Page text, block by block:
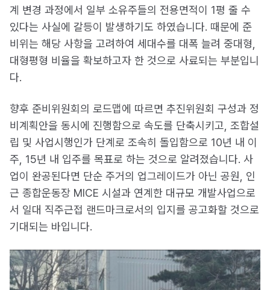
계 변경 과정에서 일부 소유주들의 전용면적이 1평 줄 수
있다는 사실에 갈등이 발생하기도 하였습니다. 때문에 준
비위는 해당 사항을 고려하여 세대수를 대폭 늘려 중대형,
대형평형 비율을 확보하고자 한 것으로 사료되는 부분입니
다.
향후 준비위원회의 로드맵에 따르면 추진위원회 구성과 정
비계획안을 동시에 진행함으로 속도를 단축시키고, 조합설
립 및 사업시행인가 단계로 조속히 돌입함으로 10년 내 이
주, 15년 내 입주를 목표로 하는 것으로 알려졌습니다. 사
업이 완공된다면 단순 주거의 업그레이드가 아닌 공원, 인
근 종합운동장 MICE 시설과 연계한 대규모 개발사업으로
서 일대 직주근접 랜드마크로서의 입지를 공고화할 것으로
기대되는 바입니다.